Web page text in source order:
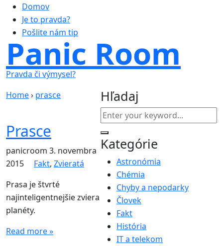
Domov
Je to pravda?
Pošlite nám tip
Panic Room
Pravda či výmysel?
Home› prasce
Prasce
panicroom 3. novembra
2015
Fakt, Zvieratá
Prasa je štvrté
najinteligentnejšie zviera
planéty.
Read more »
Hľadaj
Kategórie
Astronómia
Chémia
Chyby a nepodarky
Človek
Fakt
História
IT a telekom